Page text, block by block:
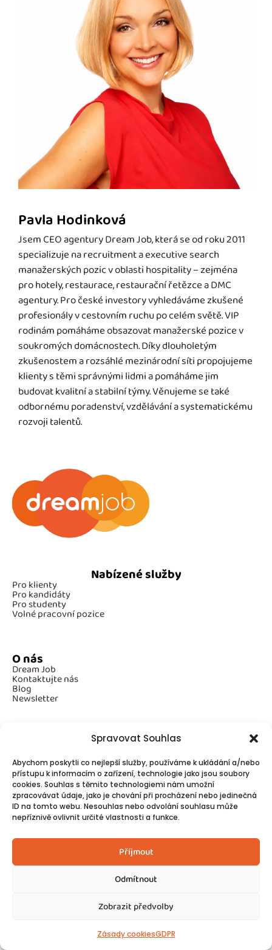
Spravovat Souhlas
Abychom poskytli co nejlepší služby, používáme k ukládání a/nebo
přístupu k informacím o zařízení, technologie jako jsou soubory
cookies. Souhlas s těmito technologiemi nám umožní
zpracovávat údaje, jako je chování při procházení nebo jedinečná
ID na tomto webu. Nesouhlas nebo odvolání souhlasu může
nepříznivě ovlivnit určité vlastnosti a funkce.
Příjmout
Odmítnout
Zobrazit předvolby
Zásady cookiesGDPR
Pavla Hodinková
Jsem CEO agentury Dream Job, která se od roku 2011
specializuje na recruitment a executive search
manažerských pozic v oblasti hospitality – zejména
pro hotely, restaurace, restaurační řetězce a DMC
agentury. Pro české investory vyhledáváme zkušené
profesionály v cestovním ruchu po celém světě. VIP
rodinám pomáháme obsazovat manažerské pozice v
soukromých domácnostech. Díky dlouholetým
zkušenostem a rozsáhlé mezinárodní síti propojujeme
klienty s těmi správnými lidmi a pomáháme jim
budovat kvalitní a stabilní týmy. Věnujeme se také
odbornému poradenství, vzdělávání a systematickému
rozvoji talentů.
Nabízené služby
Pro klienty
Pro kandidáty
Pro studenty
Volné pracovní pozice
O nás
Dream Job
Kontaktujte nás
Blog
Newsletter
Povinné informace
GDPR
Cookies
Spojte se s námi!